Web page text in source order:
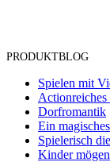
PRODUKTBLOG
Spielen mit
Actionreiches
Dorfromantik
Ein
Spielerisch
Kinder